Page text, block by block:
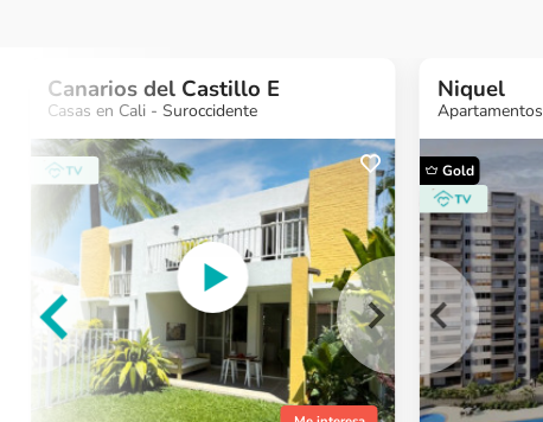
¿Quieres
Ver Proyecto
Canarios del Castillo E
Casas en Cali - Suroccidente
Niquel
Gold
¿Quieres más
información?
Ver Proyecto